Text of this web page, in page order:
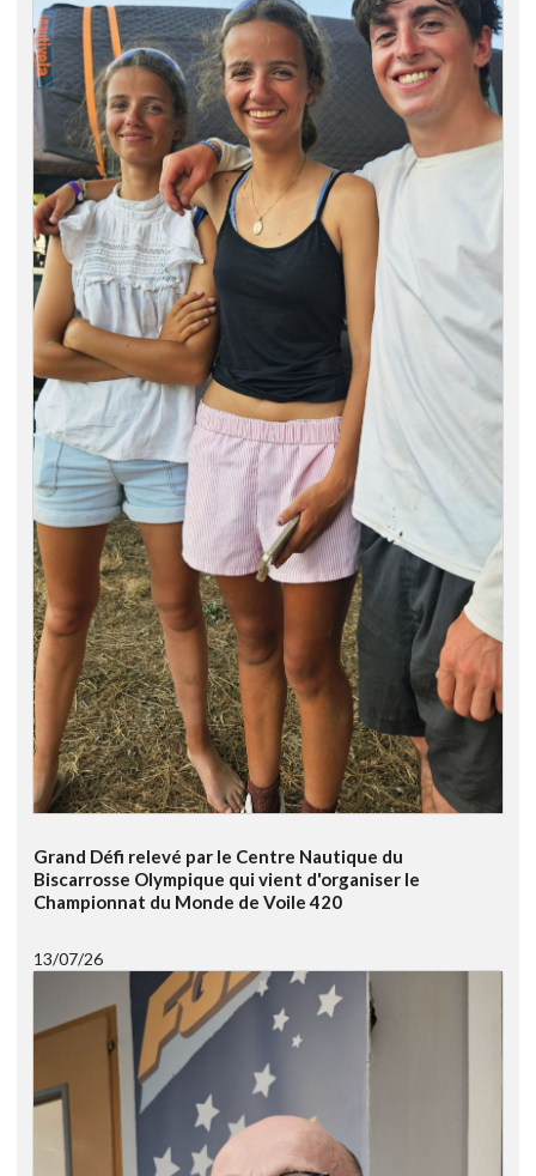
Grand Défi relevé par le Centre Nautique du
Biscarrosse Olympique qui vient d'organiser le
Championnat du Monde de Voile 420
13/07/26